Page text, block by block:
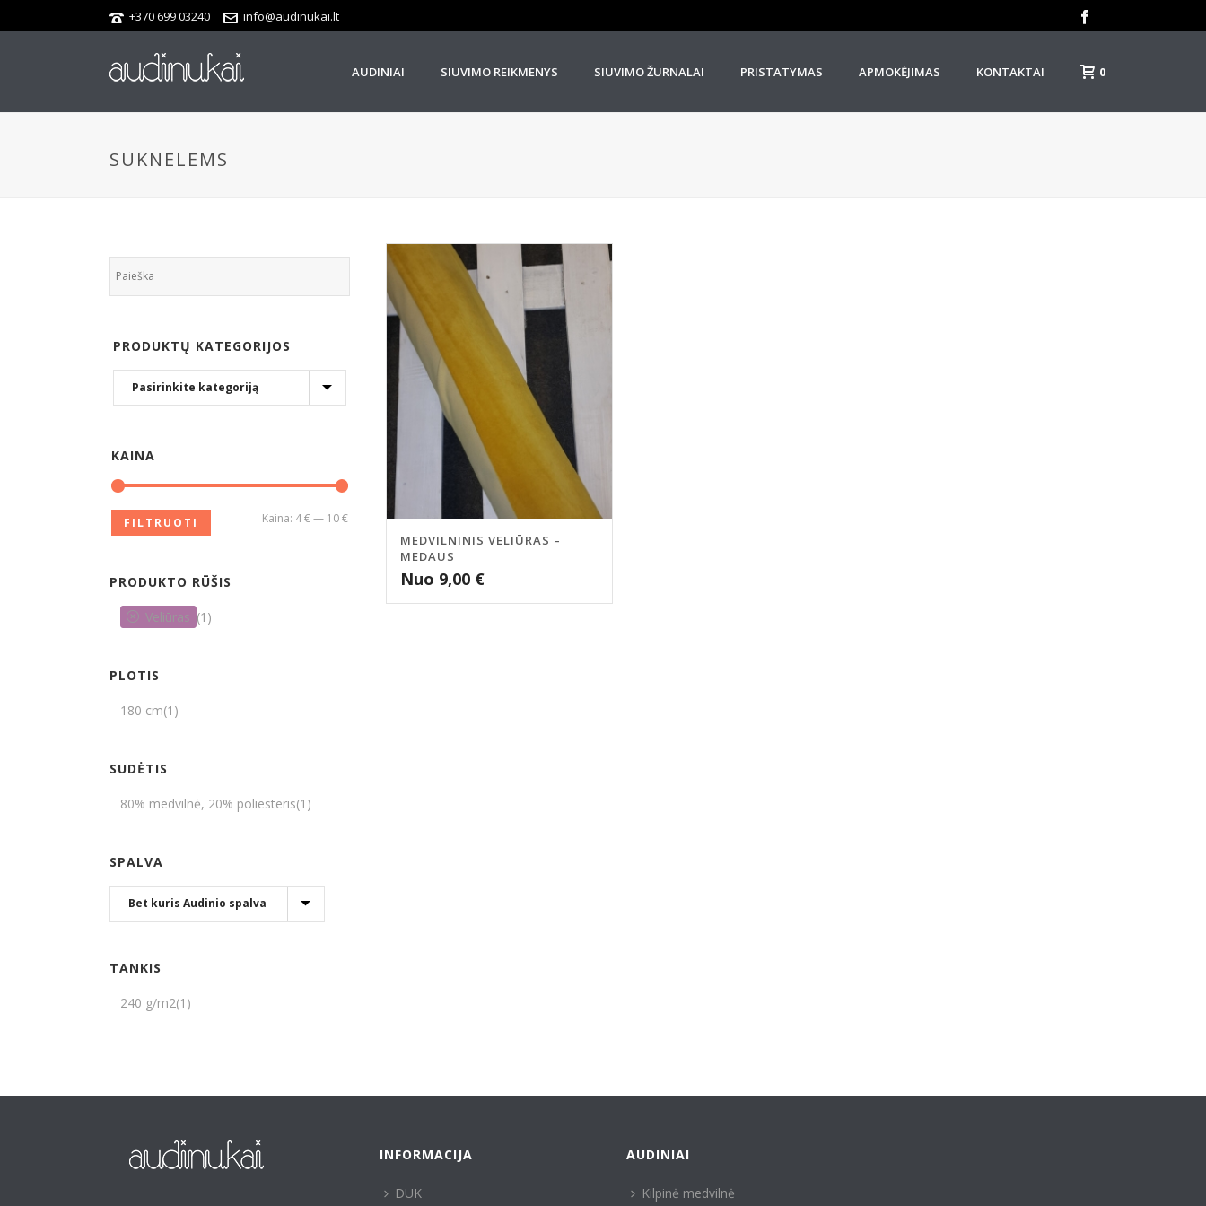
+370 699 03240 info@audinukai.lt
AUDINIAI SIUVIMO REIKMENYS SIUVIMO ŽURNALAI PRISTATYMAS APMOKĖJIMAS KONTAKTAI 0
SUKNELEMS
MEDVILNINIS VELIŪRAS –
MEDAUS
Nuo 9,00 €
PRODUKTŲ KATEGORIJOS
KAINA
FILTRUOTI Kaina: 4 €— 10 €
PRODUKTO RŪŠIS
Veliūras (1)
PLOTIS
180 cm(1)
SUDĖTIS
80% medvilnė, 20% poliesteris(1)
SPALVA
TANKIS
240 g/m2(1)
INFORMACIJA
DUK
AUDINIAI
Kilpinė medvilnė